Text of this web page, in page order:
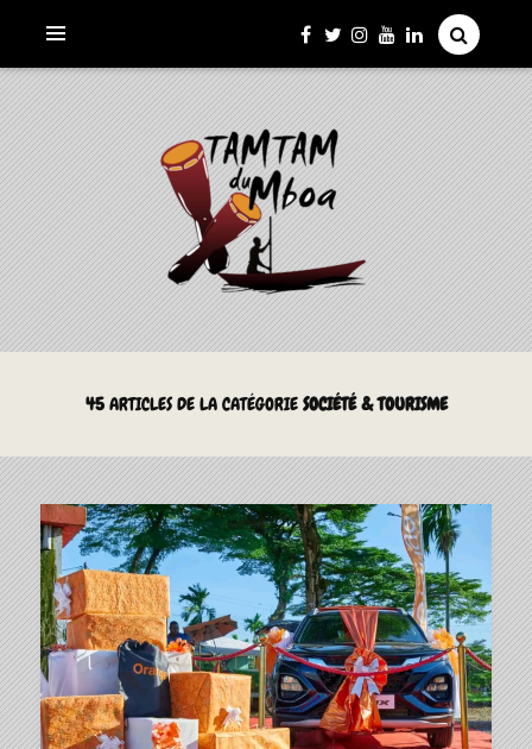
LE TAMTAM DU MBOA
La Culture du Mboa Dévoilée !
45ARTICLES DE LA CATÉGORIE SOCIÉTÉ & TOURISME